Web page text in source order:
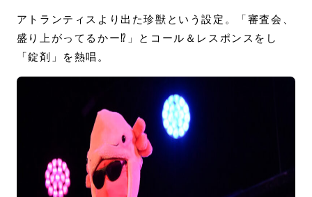
アトランティスより出た珍獣という設定。「審査会、
盛り上がってるかー⁉」とコール＆レスポンスをし
「錠剤」を熱唱。